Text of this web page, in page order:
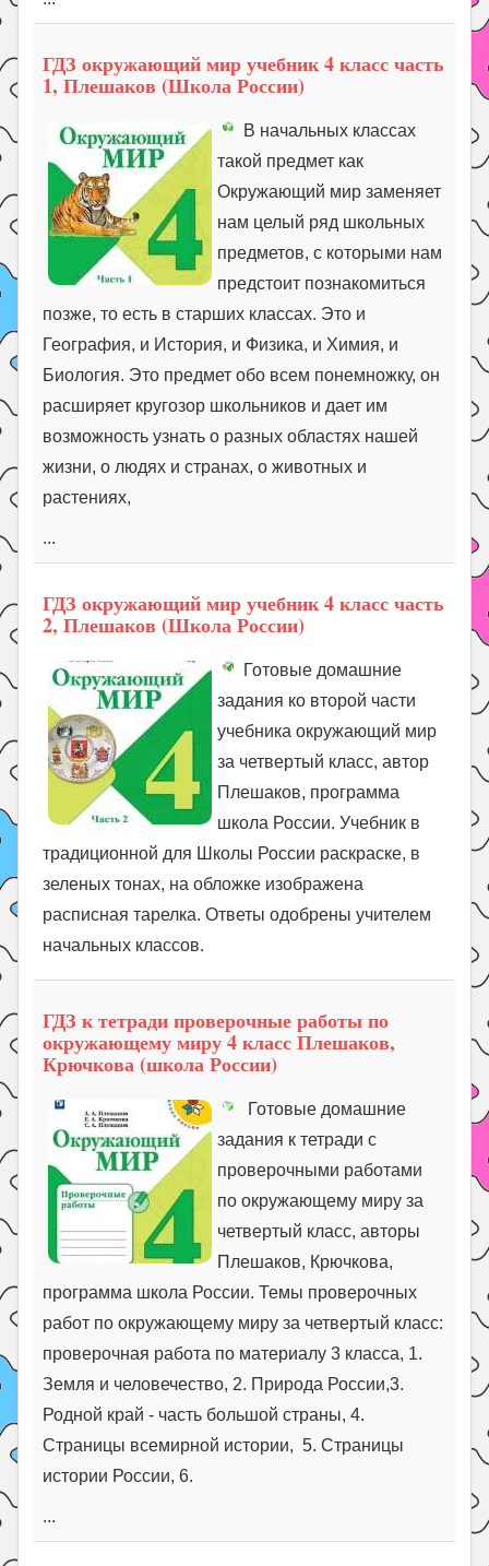
ГДЗ окружающий мир учебник 4 класс часть
1, Плешаков (Школа России)
В начальных классах
такой предмет как
Окружающий мир заменяет
нам целый ряд школьных
предметов, с которыми нам
предстоит познакомиться
позже, то есть в старших классах. Это и
География, и История, и Физика, и Химия, и
Биология. Это предмет обо всем понемножку, он
расширяет кругозор школьников и дает им
возможность узнать о разных областях нашей
жизни, о людях и странах, о животных и
растениях,
...
ГДЗ окружающий мир учебник 4 класс часть
2, Плешаков (Школа России)
Готовые домашние
задания ко второй части
учебника окружающий мир
за четвертый класс, автор
Плешаков, программа
школа России. Учебник в
традиционной для Школы России раскраске, в
зеленых тонах, на обложке изображена
расписная тарелка. Ответы одобрены учителем
начальных классов.
ГДЗ к тетради проверочные работы по
окружающему миру 4 класс Плешаков,
Крючкова (школа России)
Готовые домашние
задания к тетради с
проверочными работами
по окружающему миру за
четвертый класс, авторы
Плешаков, Крючкова,
программа школа России. Темы проверочных
работ по окружающему миру за четвертый класс:
проверочная работа по материалу 3 класса, 1.
Земля и человечество, 2. Природа России,3.
Родной край - часть большой страны, 4.
Страницы всемирной истории, 5. Страницы
истории России, 6.
...